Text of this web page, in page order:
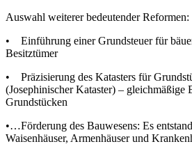
Auswahl weiterer bedeutender Reformen:
• Einführung einer Grundsteuer für
Besitztümer
• Präzisierung des Katasters für
(Josephinischer Kataster) – gleichmäßige
Grundstücken
•…Förderung des Bauwesens: Es
Waisenhäuser, Armenhäuser und